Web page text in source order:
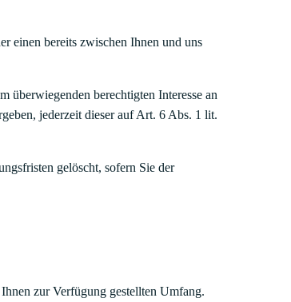
einen bereits zwischen Ihnen und uns
überwiegenden berechtigten Interesse an
jederzeit dieser auf Art. 6 Abs. 1 lit.
gelöscht, sofern Sie der
zur Verfügung gestellten Umfang.